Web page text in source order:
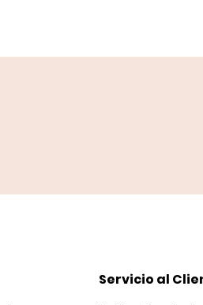
Servicio al